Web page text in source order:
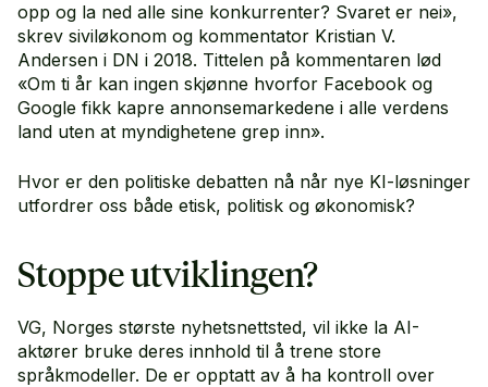
opp og la ned alle sine konkurrenter? Svaret er nei»,
skrev siviløkonom og kommentator Kristian V.
Andersen i DN i 2018. Tittelen på kommentaren lød
«Om ti år kan ingen skjønne hvorfor Facebook og
Google fikk kapre annonsemarkedene i alle verdens
land uten at myndighetene grep inn».
Hvor er den politiske debatten nå når nye KI-løsninger
utfordrer oss både etisk, politisk og økonomisk?
Stoppe utviklingen?
VG, Norges største nyhetsnettsted, vil ikke la AI-
aktører bruke deres innhold til å trene store
språkmodeller. De er opptatt av å ha kontroll over